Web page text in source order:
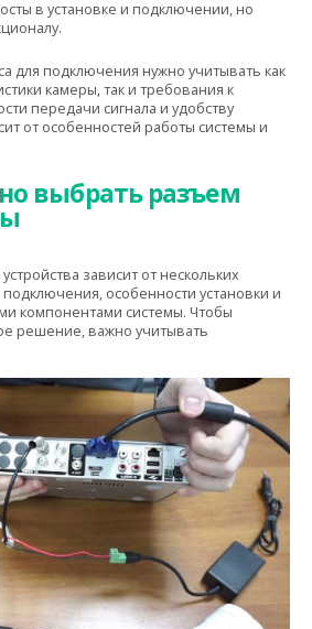
в установке и подключении, но
для подключения нужно учитывать как
камеры, так и требования к
передачи сигнала и удобству
от особенностей работы системы и
выбрать разъем
зависит от нескольких
особенности установки и
компонентами системы. Чтобы
решение, важно учитывать